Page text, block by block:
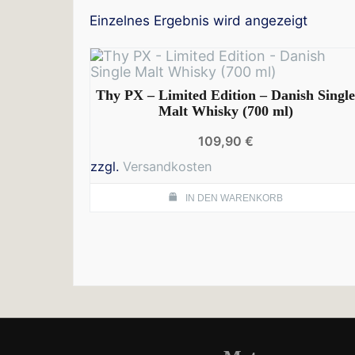
Einzelnes Ergebnis wird angezeigt
Thy PX – Limited Edition – Danish Single
Malt Whisky (700 ml)
109,90 €
zzgl. Versandkosten
IN DEN WARENKORB